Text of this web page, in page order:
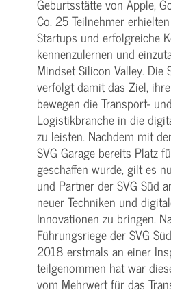
Geburtsstätte von Apple,
Co. 25 Teilnehmer
Startups und erfolgreiche
kennenzulernen und
Mindset Silicon Valley. Die
verfolgt damit das Ziel,
bewegen die Transport- und
Logistikbranche in die
zu leisten. Nachdem mit
SVG Garage bereits Platz
geschaffen wurde, gilt es
und Partner der SVG Süd
neuer Techniken und
Innovationen zu bringen.
Führungsriege der SVG
2018 erstmals an einer
teilgenommen hat war
vom Mehrwert für das